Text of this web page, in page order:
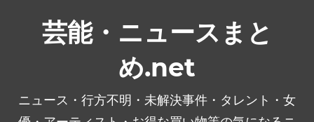
芸能・ニュースまと
め.net
ニュース・行方不明・未解決事件・タレント・女